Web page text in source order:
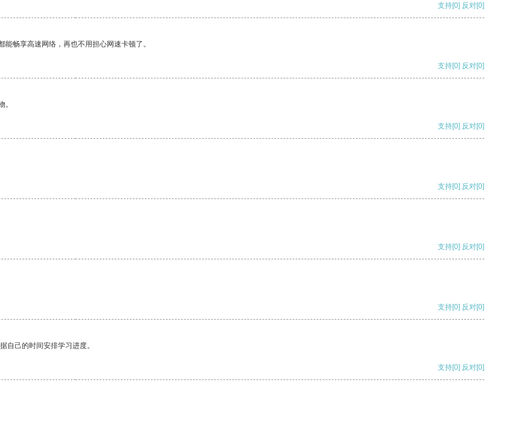
支持[0] 反对[0]
畅享高速网络，再也不用担心网速卡顿了。
支持[0] 反对[0]
。
支持[0] 反对[0]
支持[0] 反对[0]
支持[0] 反对[0]
支持[0] 反对[0]
自己的时间安排学习进度。
支持[0] 反对[0]